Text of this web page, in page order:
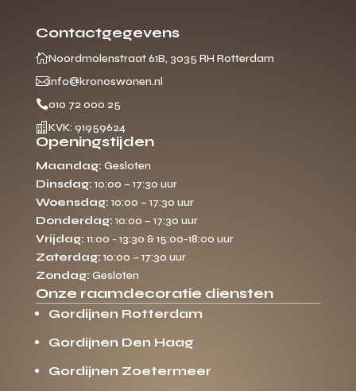
Contactgegevens
Noordmolenstraat 61B, 3035 RH Rotterdam
info@kronoswonen.nl
010 72 000 25
 KVK: 91959624
Openingstijden
Maandag: Gesloten
Dinsdag: 10:00 – 17:30 uur
Woensdag: 10:00 – 17:30 uur
Donderdag: 10:00 – 17:30 uur
Vrijdag: 11:00 - 13:30 & 15:00-18:00 uur
Zaterdag: 10:00 – 17:30 uur
Zondag: Gesloten
Onze raamdecoratie diensten
Gordijnen Rotterdam
Gordijnen Den Haag
Gordijnen Zoetermeer